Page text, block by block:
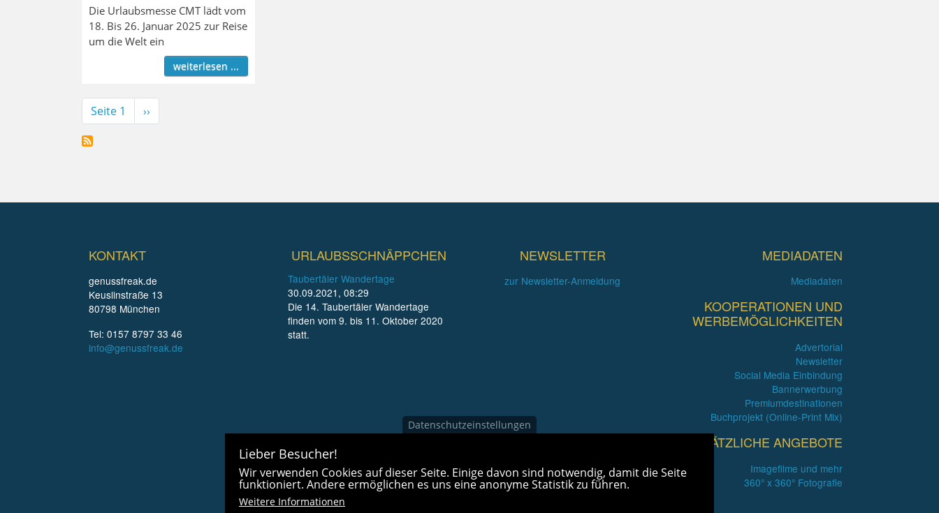
Die Urlaubsmesse CMT lädt vom
18. Bis 26. Januar 2025 zur Reise
um die Welt ein
weiterlesen ...
Seitennummerierung
Seite 1
Nächste
Seite
››
KONTAKT
genussfreak.de
Keuslinstraße 13
80798 München
Tel: 0157 8797 33 46
info@genussfreak.de
URLAUBSSCHNÄPPCHEN
Taubertäler Wandertage
30.09.2021, 08:29
Die 14. Taubertäler Wandertage
finden vom 9. bis 11. Oktober 2020
statt.
NEWSLETTER
zur Newsletter-Anmeldung
MEDIADATEN
Mediadaten
KOOPERATIONEN UND
WERBEMÖGLICHKEITEN
Advertorial
Newsletter
Social Media Einbindung
Bannerwerbung
Premiumdestinationen
Buchprojekt (Online-Print Mix)
ZUSÄTZLICHE ANGEBOTE
Imagefilme und mehr
360° x 360° Fotografie
Datenschutzeinstellungen
Lieber Besucher!
Wir verwenden Cookies auf dieser Seite. Einige davon sind notwendig, damit die Seite
funktioniert. Andere ermöglichen es uns eine anonyme Statistik zu führen.
Weitere Informationen